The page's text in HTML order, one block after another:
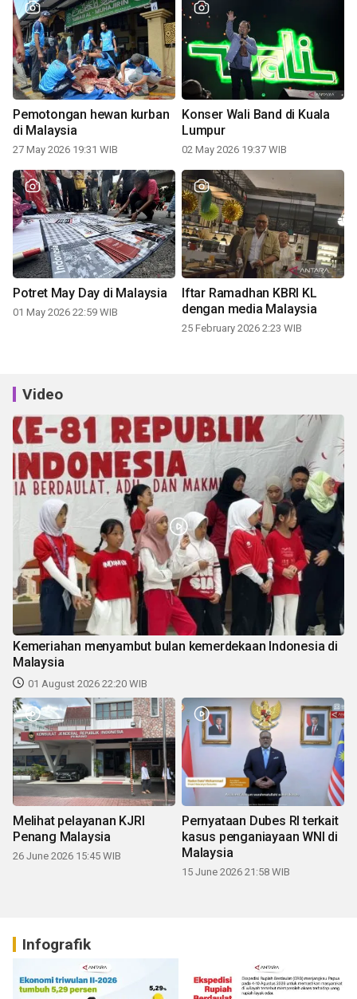
Pemotongan hewan kurban
di Malaysia
27 May 2026 19:31 WIB
Konser Wali Band di Kuala
Lumpur
02 May 2026 19:37 WIB
Potret May Day di Malaysia
01 May 2026 22:59 WIB
Iftar Ramadhan KBRI KL
dengan media Malaysia
25 February 2026 2:23 WIB
Video
Kemeriahan menyambut bulan kemerdekaan Indonesia di
Malaysia
01 August 2026 22:20 WIB
Melihat pelayanan KJRI
Penang Malaysia
26 June 2026 15:45 WIB
Pernyataan Dubes RI terkait
kasus penganiayaan WNI di
Malaysia
15 June 2026 21:58 WIB
Infografik